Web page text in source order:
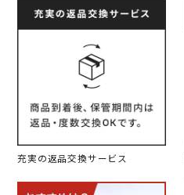
充実の返品交換サービス